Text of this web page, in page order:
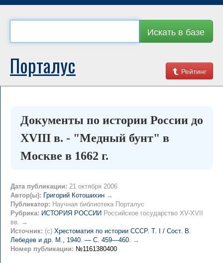
Искать в базе
Рейтинг
Порталус
Документы по истории России до
XVIII в. - "Медный бунт" в
Москве в 1662 г.
Дата публикации: 21 октября 2006
Автор(ы): Григорий Котошихин →
Публикатор: Научная библиотека Порталус
Рубрика: ИСТОРИЯ РОССИИ Российское государство XV-XVII
вв. →
Источник: (c) Хрестоматия по истории СССР. Т. I / Сост. В.
Лебедев и др. М., 1940. — С. 459—460. →
Номер публикации: №1161380400